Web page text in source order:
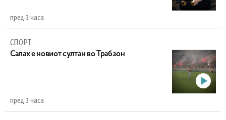
пред 3 часа
СПОРТ
Салах е новиот султан во Трабзон
пред 3 часа